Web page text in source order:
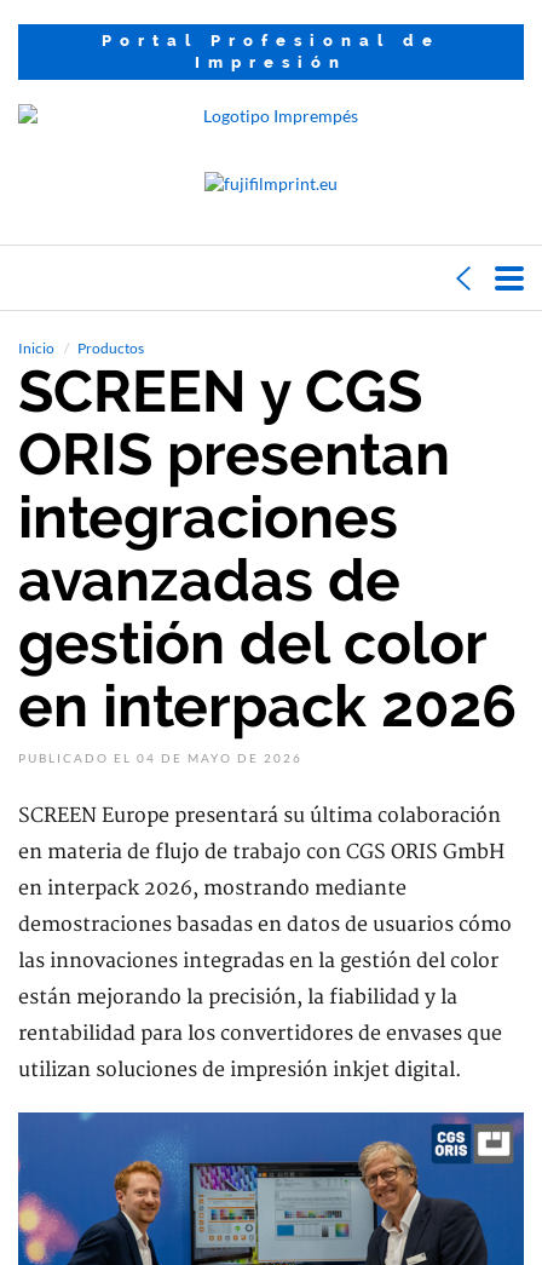
Portal Profesional de
Impresión
Inicio Productos
SCREEN y CGS
ORIS presentan
integraciones
avanzadas de
gestión del color
en interpack 2026
PUBLICADO EL 04 DE MAYO DE 2026
SCREEN Europe presentará su última colaboración
en materia de flujo de trabajo con CGS ORIS GmbH
en interpack 2026, mostrando mediante
demostraciones basadas en datos de usuarios cómo
las innovaciones integradas en la gestión del color
están mejorando la precisión, la fiabilidad y la
rentabilidad para los convertidores de envases que
utilizan soluciones de impresión inkjet digital.